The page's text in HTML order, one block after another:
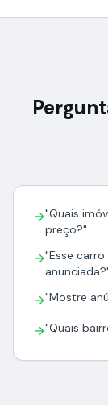
→"Quais
preço?"
→"Esse
→"Mostre
→"Quais